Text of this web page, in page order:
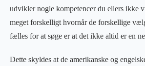
udvikler nogle kompetencer du ellers ikke
meget forskelligt hvornår de forskellige
fælles for at søge er at det ikke altid er en
Dette skyldes at de amerikanske og